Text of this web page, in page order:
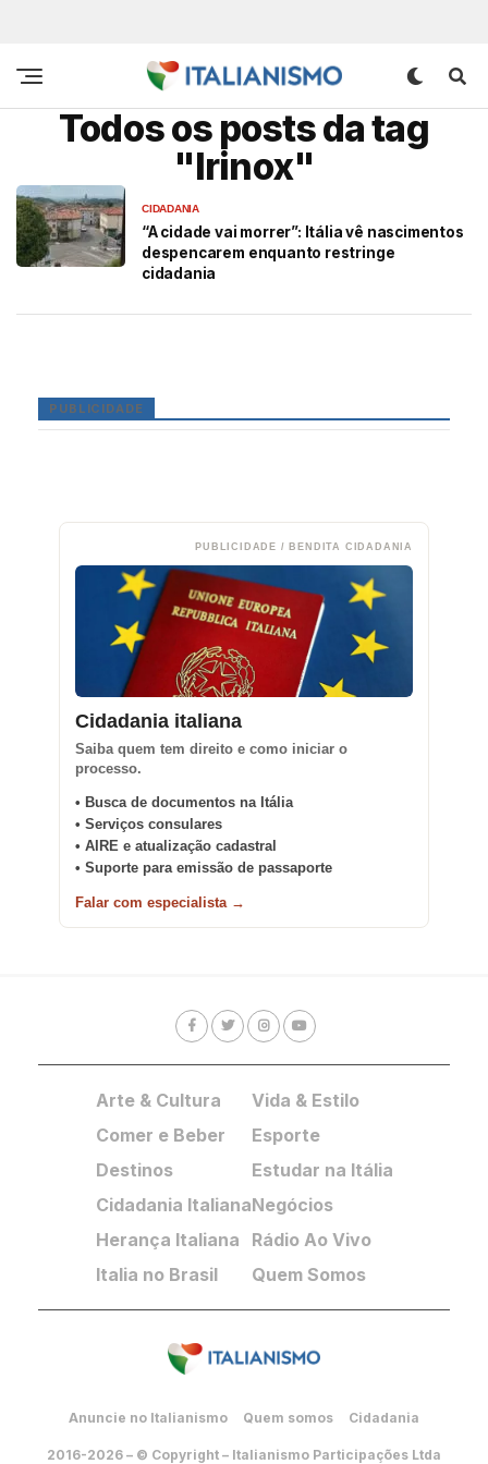
Todos os posts da tag
"Irinox"
CIDADANIA
“A cidade vai morrer”: Itália vê nascimentos
despencarem enquanto restringe
cidadania
PUBLICIDADE
PUBLICIDADE / BENDITA CIDADANIA
Cidadania italiana
Saiba quem tem direito e como iniciar o
processo.
• Busca de documentos na Itália
• Serviços consulares
• AIRE e atualização cadastral
• Suporte para emissão de passaporte
Falar com especialista →
Arte & Cultura
Comer e Beber
Destinos
Cidadania Italiana
Herança Italiana
Italia no Brasil
Vida & Estilo
Esporte
Estudar na Itália
Negócios
Rádio Ao Vivo
Quem Somos
Anuncie no Italianismo Quem somos Cidadania
2016-2026 – © Copyright – Italianismo Participações Ltda